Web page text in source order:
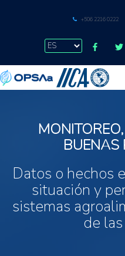
+506 2216 0222
BUENAS
Datos o hechos
situación y
sistemas
de